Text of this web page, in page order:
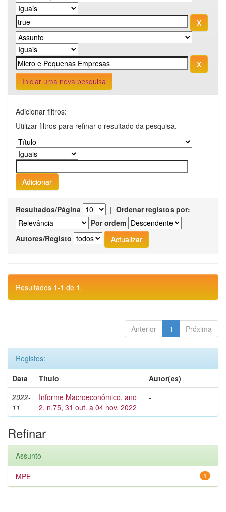
Iniciar uma nova pesquisa
Adicionar filtros:
Utilizar filtros para refinar o resultado da pesquisa.
Resultados/Página | Ordenar registos por:
Por ordem
Autores/Registo
Resultados 1-1 de 1.
Anterior 1 Próxima
Registos:
Data
Título
Autor(es)
2022-
11
Informe Macroeconômico, ano
2, n.75, 31 out. a 04 nov. 2022
-
Refinar
Assunto
1
MPE